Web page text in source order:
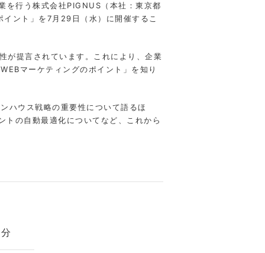
を行う株式会社PIGNUS（本社：東京都
ント」を7月29日（水）に開催するこ
が提言されています。これにより、企業
マーケティングのポイント」を知り
ハウス戦略の重要性について語るほ
の自動最適化についてなど、これから